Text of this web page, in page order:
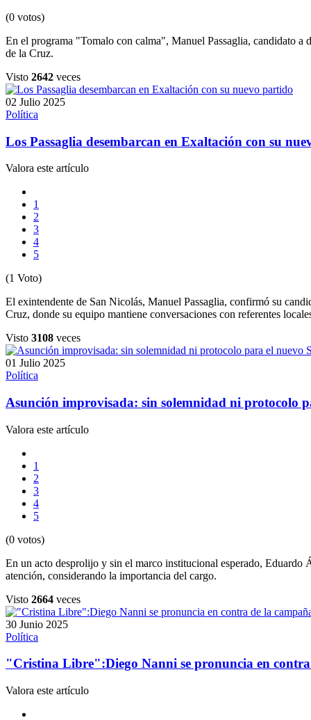
(0 votos)
En el programa "Tomalo con calma", Manuel Passaglia, candidato
de la Cruz.
Visto 2642 veces
02 Julio 2025
Política
Los Passaglia desembarcan en Exaltación con su
Valora este artículo
1
2
3
4
5
(1 Voto)
El exintendente de San Nicolás, Manuel Passaglia, confirmó su
Cruz, donde su equipo mantiene conversaciones con referentes
Visto 3108 veces
01 Julio 2025
Política
Asunción improvisada: sin solemnidad ni protocolo
Valora este artículo
1
2
3
4
5
(0 votos)
En un acto desprolijo y sin el marco institucional esperado, Eduardo
atención, considerando la importancia del cargo.
Visto 2664 veces
30 Junio 2025
Política
"Cristina Libre":Diego Nanni se pronuncia en
Valora este artículo